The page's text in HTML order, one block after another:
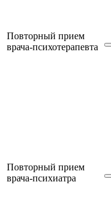
Повторный прием
врача-психотерапевта
Повторный прием
врача-психиатра